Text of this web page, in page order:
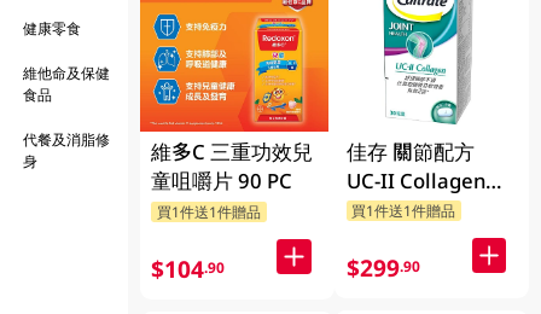
健康零食
維他命及保健
食品
代餐及消脂修
身
維多C 三重功效兒
童咀嚼片 90 PC
買1件送1件贈品
$104.90
佳存 關節配方
UC-II Collagen
30片
買1件送1件贈品
$299.90